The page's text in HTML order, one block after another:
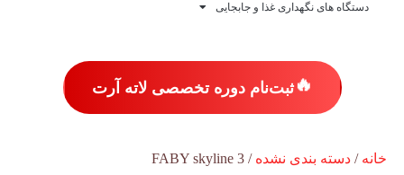
دستگاه های نگهداری غذا و جابجایی
🔥ثبت‌نام دوره تخصصی لاته آرت
خانه / دسته بندی نشده / FABY skyline 3